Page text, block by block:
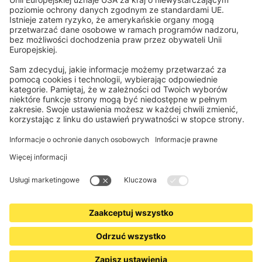
Elektronika i radio
Rejestry / zapisy
Obowiązkowe informacje dla konsumentów
Partnerzy logistyczni
Informacje prawne
Ogólne warunki sprzedaży
Prywatność i ochrona danych
Informacje o utylizacji baterii i sprzętu elektronicznego (BattG /
Warunki gwarancji
Ustawienia plików cookie
www.jalousiescout.de • www.jalousiescout.at
www.domondo.es
• www.domondo.fr • www.domondo.it • www.domondo.pl
© 2026 Schoenberger Germany Enterprises GmbH & Co KG. Wszelkie prawa